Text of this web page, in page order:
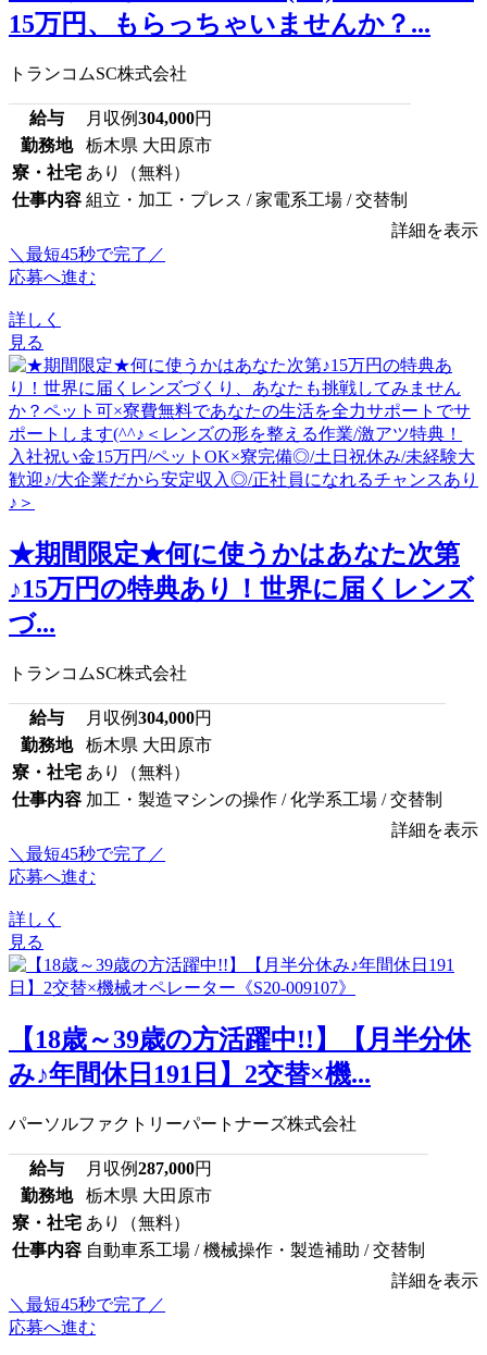
15万円、もらっちゃいませんか？...
トランコムSC株式会社
給与 月収例304,000円
勤務地
栃木県 大田原市
寮・社宅 あり（無料）
仕事内容 組立・加工・プレス / 家電系工場 / 交替制
詳細を表示
＼最短45秒で完了／
応募へ進む
詳しく
見る
★期間限定★何に使うかはあなた次第
♪15万円の特典あり！世界に届くレンズ
づ...
トランコムSC株式会社
給与 月収例304,000円
勤務地
栃木県 大田原市
寮・社宅 あり（無料）
仕事内容 加工・製造マシンの操作 / 化学系工場 / 交替制
詳細を表示
＼最短45秒で完了／
応募へ進む
詳しく
見る
【18歳～39歳の方活躍中!!】【月半分休
み♪年間休日191日】2交替×機...
パーソルファクトリーパートナーズ株式会社
給与 月収例287,000円
勤務地
栃木県 大田原市
寮・社宅 あり（無料）
仕事内容 自動車系工場 / 機械操作・製造補助 / 交替制
詳細を表示
＼最短45秒で完了／
応募へ進む